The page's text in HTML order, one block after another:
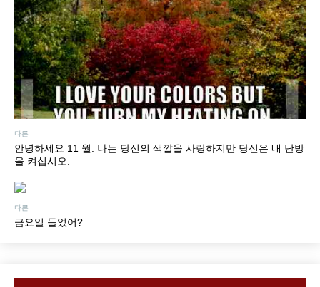
다른
안녕하세요 11 월. 나는 당신의 색깔을 사랑하지만 당신은 내 난방
을 켜십시오.
다른
금요일 들었어?